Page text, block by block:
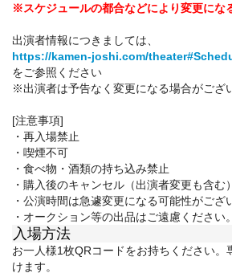
※スケジュールの都合などにより変更にな
出演者情報につきましては、
https://kamen-joshi.com/
をご参照ください
※出演者は予告なく変更になる場合がござ
[注意事項]
・再入場禁止
・喫煙不可
・食べ物・酒類の持ち込み禁止
・購入後のキャンセル（出演者変更も含
・公演時間は急遽変更になる可能性がござ
・オークション等の出品はご遠慮ください
入場方法
お一人様1枚QRコードをお持ちください
けます。